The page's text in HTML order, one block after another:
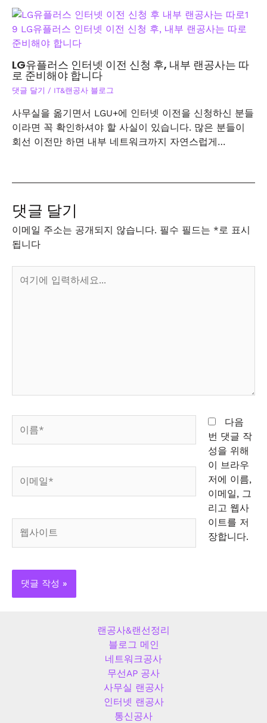
LG유플러스 인터넷 이전 신청 후, 내부 랜공사는 따
로 준비해야 합니다
댓글 달기 / IT&랜공사 블로그
사무실을 옮기면서 LGU+에 인터넷 이전을 신청하신 분들
이라면 꼭 확인하셔야 할 사실이 있습니다. 많은 분들이
회선 이전만 하면 내부 네트워크까지 자연스럽게…
댓글 달기
이메일 주소는 공개되지 않습니다. 필수 필드는 *로 표시
됩니다
*
트
다음
번 댓글 작
성을 위해
이 브라우
저에 이름,
이메일, 그
리고 웹사
이트를 저
장합니다.
랜공사&랜선정리
블로그 메인
네트워크공사
무선AP 공사
사무실 랜공사
인터넷 랜공사
통신공사